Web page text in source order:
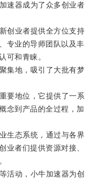
器成为了众多创业者
业者提供全方位支持
专业的导师团队以及丰
可和青睐。
地，吸引了大批有梦
地位，它提供了一系
念到产品的全过程，加
态系统，通过与各界
业者们提供资源对接、
动，小牛加速器为创